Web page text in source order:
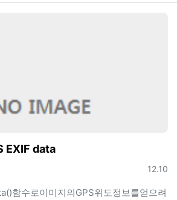
EXIF data
등록일
12.10
함수로이미지의GPS위도정보를얻으려